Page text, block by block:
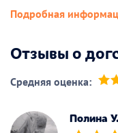
Подробная
Отзывы о
Средняя оценка:
Полина